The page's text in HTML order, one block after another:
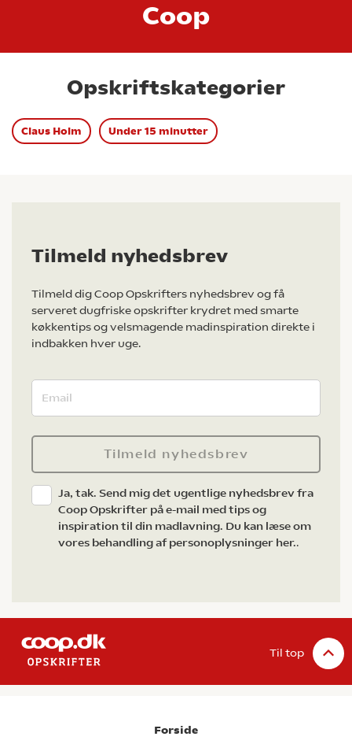
Coop
Opskriftskategorier
Claus Holm Under 15 minutter
Tilmeld nyhedsbrev
Tilmeld dig Coop Opskrifters nyhedsbrev og få
serveret dugfriske opskrifter krydret med smarte
køkkentips og velsmagende madinspiration direkte i
indbakken hver uge.
Tilmeld nyhedsbrev
Ja, tak. Send mig det ugentlige nyhedsbrev fra
Coop Opskrifter på e-mail med tips og
inspiration til din madlavning. Du kan læse om
vores behandling af personoplysninger her..
Til top
Forside